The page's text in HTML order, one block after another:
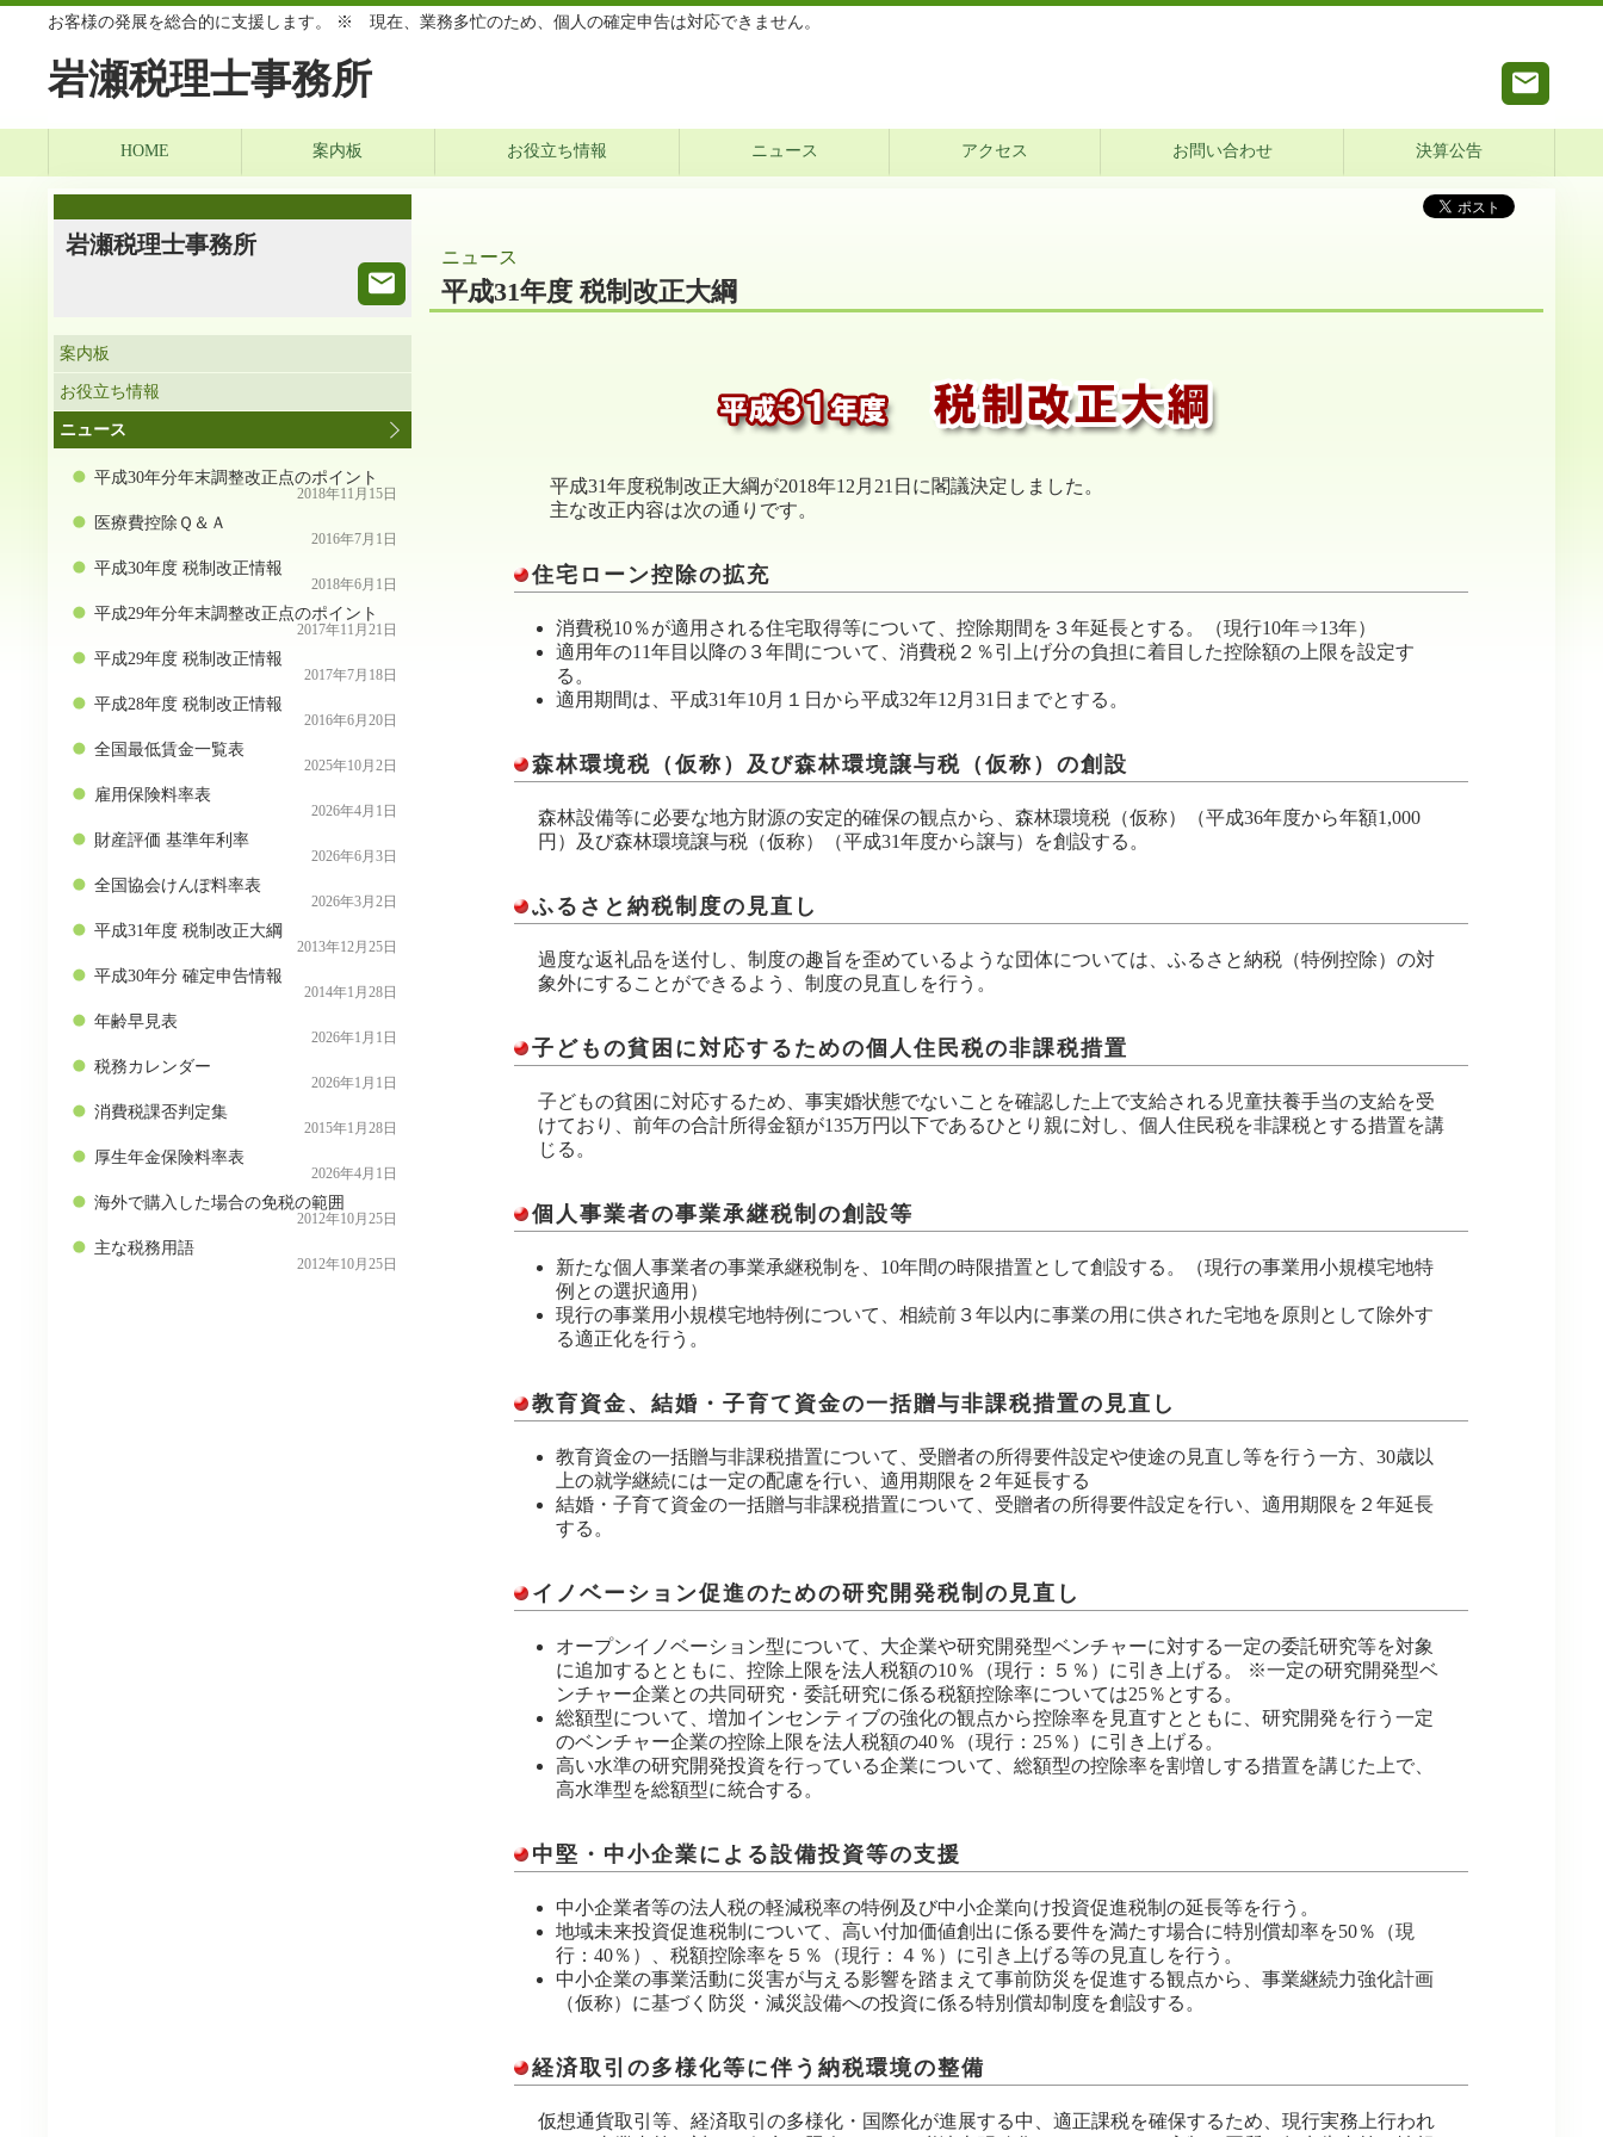
お客様の発展を総合的に支援します。 ※ 現在、業務多忙のため、個人の確定申告は対応できません。
岩瀬税理士事務所
HOME 案内板 お役立ち情報 ニュース アクセス お問い合わせ 決算公告
ニュース
平成31年度 税制改正大綱
平成31年度税制改正大綱が2018年12月21日に閣議決定しました。
主な改正内容は次の通りです。
住宅ローン控除の拡充
消費税10％が適用される住宅取得等について、控除期間を３年延長とする。（現行10年⇒13年）
適用年の11年目以降の３年間について、消費税２％引上げ分の負担に着目した控除額の上限を設定す
る。
適用期間は、平成31年10月１日から平成32年12月31日までとする。
森林環境税（仮称）及び森林環境譲与税（仮称）の創設
森林設備等に必要な地方財源の安定的確保の観点から、森林環境税（仮称）（平成36年度から年額1,000
円）及び森林環境譲与税（仮称）（平成31年度から譲与）を創設する。
ふるさと納税制度の見直し
過度な返礼品を送付し、制度の趣旨を歪めているような団体については、ふるさと納税（特例控除）の対
象外にすることができるよう、制度の見直しを行う。
子どもの貧困に対応するための個人住民税の非課税措置
子どもの貧困に対応するため、事実婚状態でないことを確認した上で支給される児童扶養手当の支給を受
けており、前年の合計所得金額が135万円以下であるひとり親に対し、個人住民税を非課税とする措置を講
じる。
個人事業者の事業承継税制の創設等
新たな個人事業者の事業承継税制を、10年間の時限措置として創設する。（現行の事業用小規模宅地特
例との選択適用）
現行の事業用小規模宅地特例について、相続前３年以内に事業の用に供された宅地を原則として除外す
る適正化を行う。
教育資金、結婚・子育て資金の一括贈与非課税措置の見直し
教育資金の一括贈与非課税措置について、受贈者の所得要件設定や使途の見直し等を行う一方、30歳以
上の就学継続には一定の配慮を行い、適用期限を２年延長する
結婚・子育て資金の一括贈与非課税措置について、受贈者の所得要件設定を行い、適用期限を２年延長
する。
イノベーション促進のための研究開発税制の見直し
オープンイノベーション型について、大企業や研究開発型ベンチャーに対する一定の委託研究等を対象
に追加するとともに、控除上限を法人税額の10％（現行：５％）に引き上げる。 ※一定の研究開発型ベ
ンチャー企業との共同研究・委託研究に係る税額控除率については25％とする。
総額型について、増加インセンティブの強化の観点から控除率を見直すとともに、研究開発を行う一定
のベンチャー企業の控除上限を法人税額の40％（現行：25％）に引き上げる。
高い水準の研究開発投資を行っている企業について、総額型の控除率を割増しする措置を講じた上で、
高水準型を総額型に統合する。
中堅・中小企業による設備投資等の支援
中小企業者等の法人税の軽減税率の特例及び中小企業向け投資促進税制の延長等を行う。
地域未来投資促進税制について、高い付加価値創出に係る要件を満たす場合に特別償却率を50％（現
行：40％）、税額控除率を５％（現行：４％）に引き上げる等の見直しを行う。
中小企業の事業活動に災害が与える影響を踏まえて事前防災を促進する観点から、事業継続力強化計画
（仮称）に基づく防災・減災設備への投資に係る特別償却制度を創設する。
経済取引の多様化等に伴う納税環境の整備
仮想通貨取引等、経済取引の多様化・国際化が進展する中、適正課税を確保するため、現行実務上行われ
岩瀬税理士事務所
案内板
お役立ち情報
ニュース
平成30年分年末調整改正点のポイント
2018年11月15日
医療費控除Ｑ＆Ａ
2016年7月1日
平成30年度 税制改正情報
2018年6月1日
平成29年分年末調整改正点のポイント
2017年11月21日
平成29年度 税制改正情報
2017年7月18日
平成28年度 税制改正情報
2016年6月20日
全国最低賃金一覧表
2025年10月2日
雇用保険料率表
2026年4月1日
財産評価 基準年利率
2026年6月3日
全国協会けんぽ料率表
2026年3月2日
平成31年度 税制改正大綱
2013年12月25日
平成30年分 確定申告情報
2014年1月28日
年齢早見表
2026年1月1日
税務カレンダー
2026年1月1日
消費税課否判定集
2015年1月28日
厚生年金保険料率表
2026年4月1日
海外で購入した場合の免税の範囲
2012年10月25日
主な税務用語
2012年10月25日